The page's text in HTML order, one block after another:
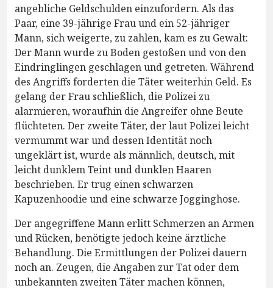
angebliche Geldschulden einzufordern. Als das
Paar, eine 39-jährige Frau und ein 52-jähriger
Mann, sich weigerte, zu zahlen, kam es zu Gewalt:
Der Mann wurde zu Boden gestoßen und von den
Eindringlingen geschlagen und getreten. Während
des Angriffs forderten die Täter weiterhin Geld. Es
gelang der Frau schließlich, die Polizei zu
alarmieren, woraufhin die Angreifer ohne Beute
flüchteten. Der zweite Täter, der laut Polizei leicht
vermummt war und dessen Identität noch
ungeklärt ist, wurde als männlich, deutsch, mit
leicht dunklem Teint und dunklen Haaren
beschrieben. Er trug einen schwarzen
Kapuzenhoodie und eine schwarze Jogginghose.
Der angegriffene Mann erlitt Schmerzen an Armen
und Rücken, benötigte jedoch keine ärztliche
Behandlung. Die Ermittlungen der Polizei dauern
noch an. Zeugen, die Angaben zur Tat oder dem
unbekannten zweiten Täter machen können,